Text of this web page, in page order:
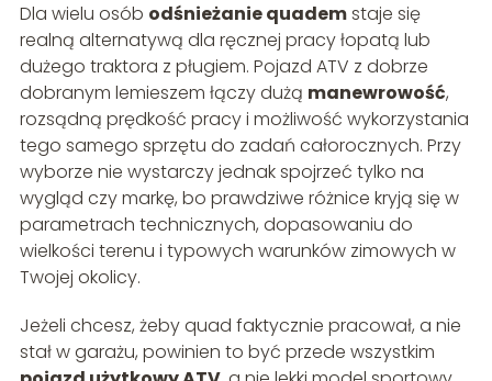
Dla wielu osób odśnieżanie quademstaje się
realną alternatywą dla ręcznej pracy łopatą lub
dużego traktora z pługiem. Pojazd ATV z dobrze
dobranym lemieszem łączy dużą manewrowość,
rozsądną prędkość pracy i możliwość wykorzystania
tego samego sprzętu do zadań całorocznych. Przy
wyborze nie wystarczy jednak spojrzeć tylko na
wygląd czy markę, bo prawdziwe różnice kryją się w
parametrach technicznych, dopasowaniu do
wielkości terenu i typowych warunków zimowych w
Twojej okolicy.
Jeżeli chcesz, żeby quad faktycznie pracował, a nie
stał w garażu, powinien to być przede wszystkim